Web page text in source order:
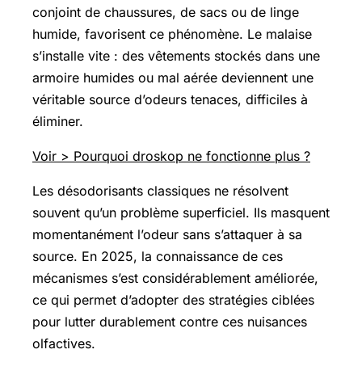
conjoint de chaussures, de sacs ou de linge
humide, favorisent ce phénomène. Le malaise
s’installe vite : des vêtements stockés dans une
armoire humides ou mal aérée deviennent une
véritable source d’odeurs tenaces, difficiles à
éliminer.
Voir > Pourquoi droskop ne fonctionne plus ?
Les désodorisants classiques ne résolvent
souvent qu’un problème superficiel. Ils masquent
momentanément l’odeur sans s’attaquer à sa
source. En 2025, la connaissance de ces
mécanismes s’est considérablement améliorée,
ce qui permet d’adopter des stratégies ciblées
pour lutter durablement contre ces nuisances
olfactives.